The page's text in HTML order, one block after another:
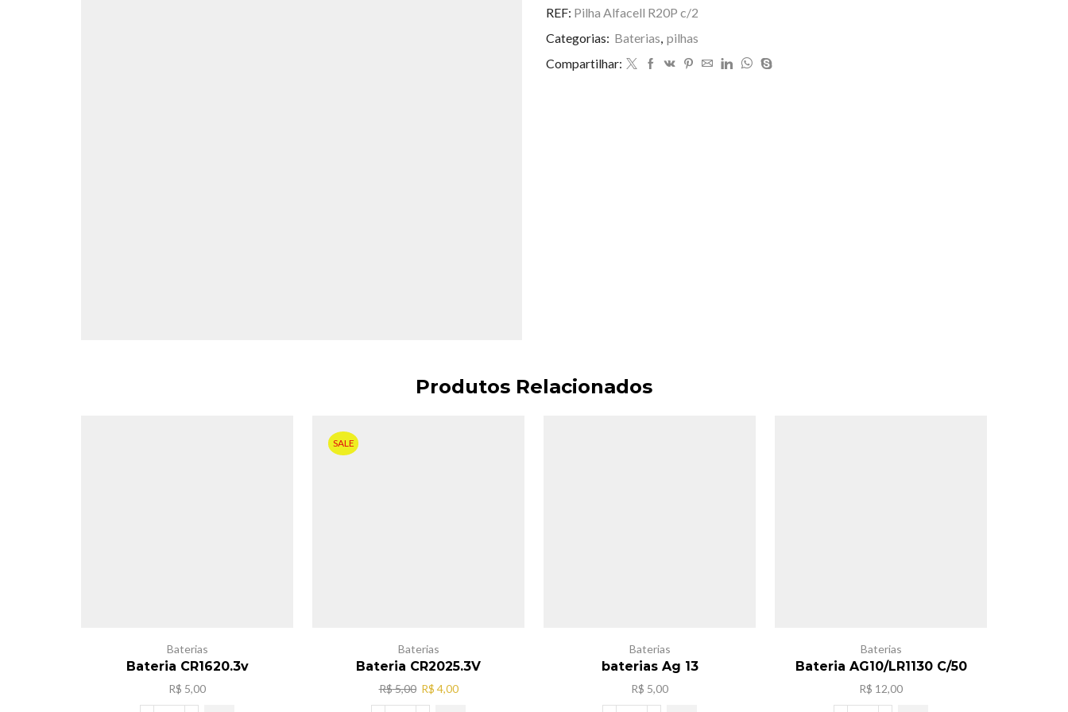
R20P
quantidade
REF: Pilha Alfacell R20P c/2
Categorias: Baterias, pilhas
Compartilhar:
Produtos Relacionados
Baterias
Bateria CR1620.3v
R$ 5,00
SALE
Baterias
Bateria CR2025.3V
R$5,00 O
preço
R$ 4,00O
Baterias
baterias Ag 13
R$ 5,00
Baterias
Bateria AG10/LR1130 C/50
R$ 12,00